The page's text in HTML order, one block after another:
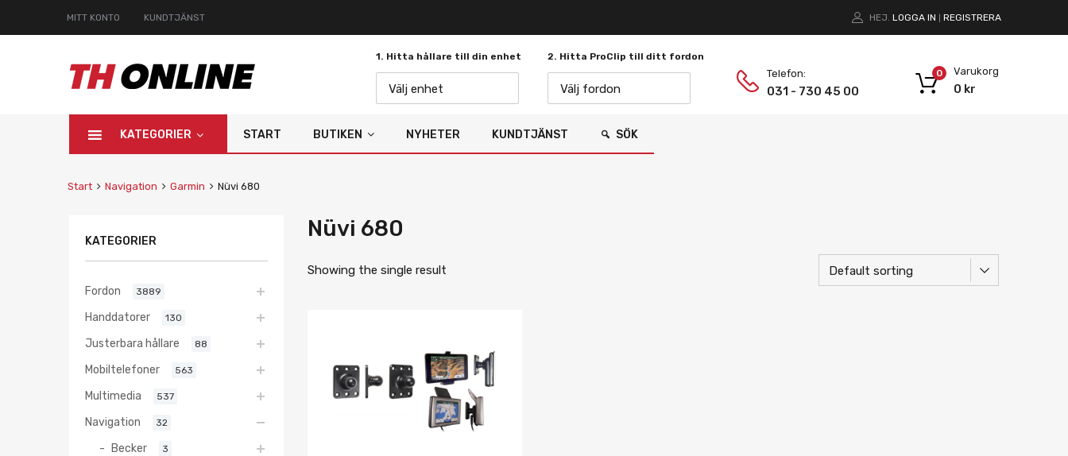
MITT KONTO KUNDTJÄNST HEJ. LOGGA IN REGISTRERA
1. Hitta hållare till din enhet
Välj enhet
2. Hitta ProClip till ditt fordon
Välj fordon
Telefon:
031 - 730 45 00
Varukorg
0 kr
0
KATEGORIER START BUTIKEN NYHETER KUNDTJÄNST SÖK
Start Navigation Garmin Nüvi 680
Nüvi 680
Showing the single result
KATEGORIER
Fordon 3889
Handdatorer 130
Justerbara hållare 88
Mobiltelefoner 563
Multimedia 537
Navigation 32
Becker 3